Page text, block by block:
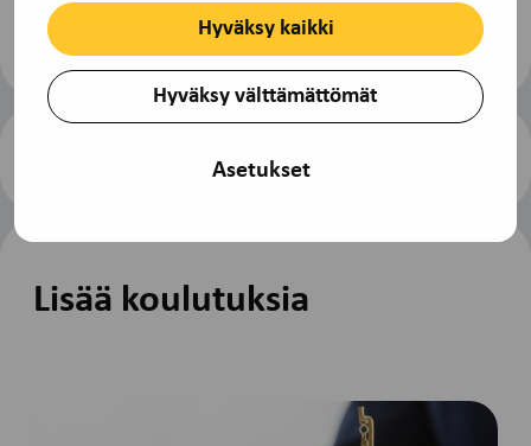
Hyväksy kaikki
Hyväksy välttämättömät
Asetukset
Ilmoittaudu koulutukseen
Lisää koulutuksia